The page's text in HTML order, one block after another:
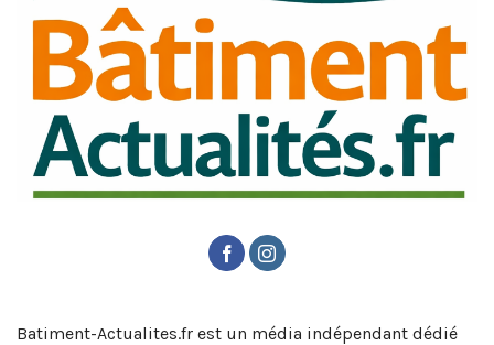
Batiment-Actualites.fr est un média indépendant dédié